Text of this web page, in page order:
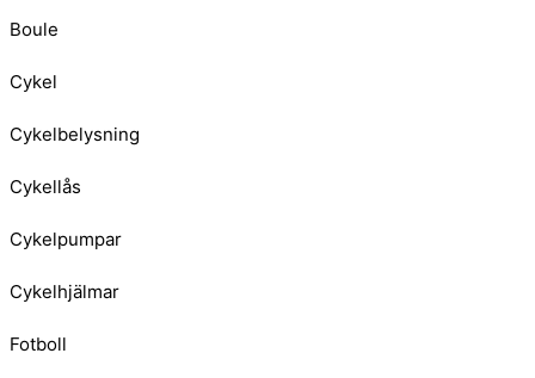
Boule
Cykel
Cykelbelysning
Cykellås
Cykelpumpar
Cykelhjälmar
Fotboll